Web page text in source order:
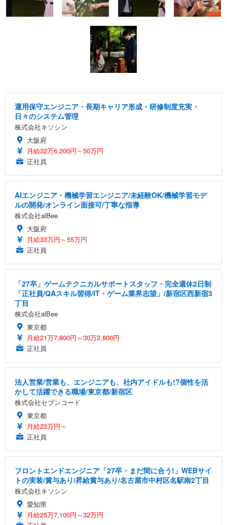
運用保守エンジニア・長期キャリア形成・研修制度充実・
日々のシステム管理
株式会社キソシン
大阪府
月給32万6,200円～50万円
正社員
AIエンジニア・機械学習エンジニア/未経験OK/機械学習モデ
ルの開発/オンライン面接可/丁寧な指導
株式会社alBee
大阪府
月給33万円～55万円
正社員
「27卒」ゲームテクニカルサポートスタッフ・完全週休2日制
「正社員/QAスキル習得/IT・ゲーム業界志望」/新宿区西新宿3
丁目
株式会社alBee
東京都
月給21万7,800円～30万2,800円
正社員
法人営業/営業も、エンジニアも、社内アイドルも!?個性を活
かして活躍できる職場/東京都/新宿区
株式会社セブンコード
東京都
月給23万円～
正社員
フロントエンドエンジニア「27卒・まだ間に合う!」WEBサイ
トの実装/賞与あり/昇給賞与あり/名古屋市中村区名駅南2丁目
株式会社キソシン
愛知県
月給25万7,100円～32万円